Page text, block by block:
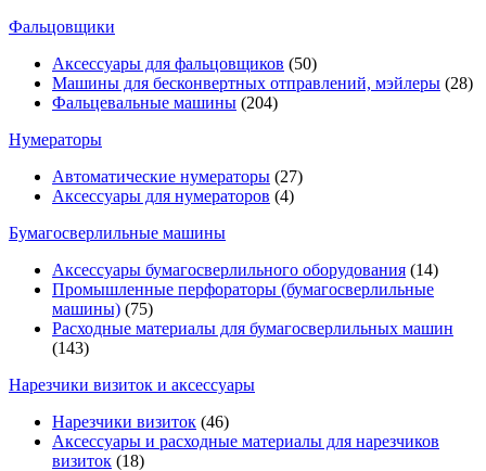
Фальцовщики
Аксессуары для фальцовщиков (50)
Машины для бесконвертных отправлений, мэйлеры (28)
Фальцевальные машины (204)
Нумераторы
Автоматические нумераторы (27)
Аксессуары для нумераторов (4)
Бумагосверлильные машины
Аксессуары бумагосверлильного оборудования (14)
Промышленные перфораторы (бумагосверлильные
машины) (75)
Расходные материалы для бумагосверлильных машин
(143)
Нарезчики визиток и аксессуары
Нарезчики визиток (46)
Аксессуары и расходные материалы для нарезчиков
визиток (18)